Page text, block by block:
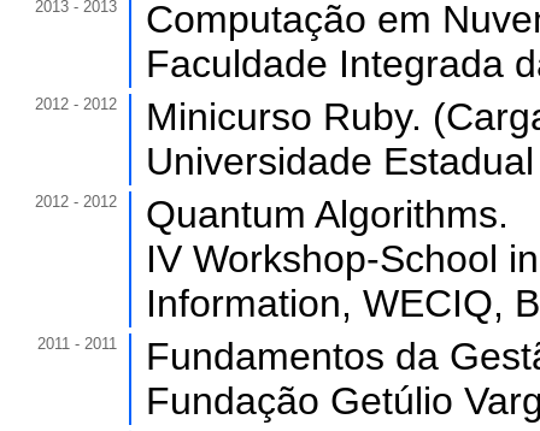
2013 - 2013
Computação em
Faculdade Integrada
2012 - 2012
Minicurso Ruby.
Universidade
2012 - 2012
Quantum Algorithms.
IV Workshop-School
Information, WECIQ,
2011 - 2011
Fundamentos da
Fundação Getúlio